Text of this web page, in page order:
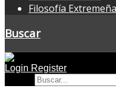
Filosofía Extremeña
Buscar
Login Register